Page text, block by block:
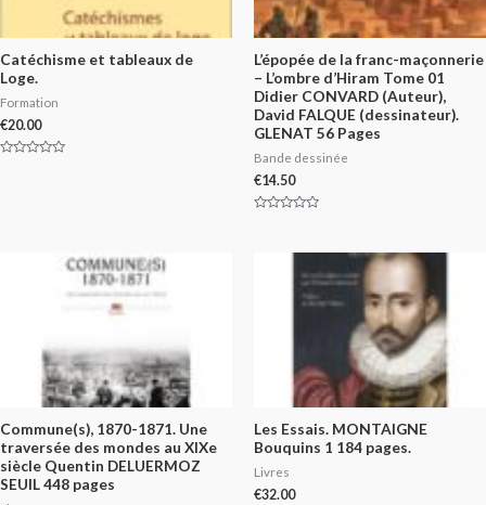
Catéchisme et tableaux de
Loge.
Formation
€20.00
L’épopée de la franc-maçonnerie
– L’ombre d’Hiram Tome 01
Didier CONVARD (Auteur),
David FALQUE (dessinateur).
GLENAT 56 Pages
Bande dessinée
€14.50
Commune(s), 1870-1871. Une
traversée des mondes au XIXe
siècle Quentin DELUERMOZ
SEUIL 448 pages
Les Essais. MONTAIGNE
Bouquins 1 184 pages.
Livres
€32.00